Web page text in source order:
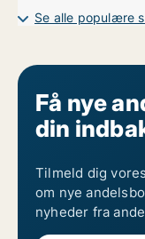
Se alle populære
Få nye
din
Tilmeld dig
om nye
nyheder fra